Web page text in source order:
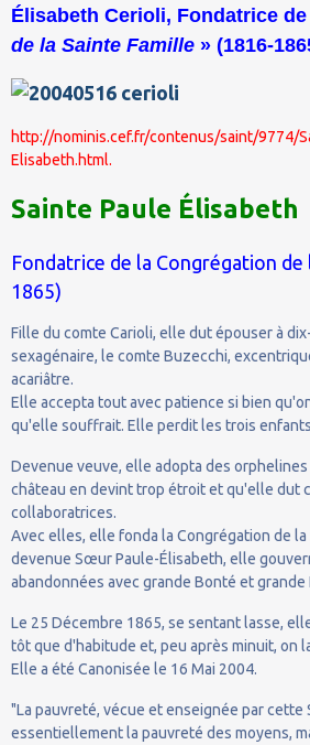
Élisabeth Cerioli, Fondatrice de
de la Sainte Famille » (1816-
http://nominis.cef.fr/contenus/saint/9774/
Elisabeth.html.
Sainte Paule Élisabeth
Fondatrice de la Congrégation de
1865)
Fille du comte Carioli, elle dut épouser à
sexagénaire, le comte Buzecchi,
acariâtre.
Elle accepta tout avec patience si bien
qu'elle souffrait. Elle perdit les trois
Devenue veuve, elle adopta des
château en devint trop étroit et qu'elle dut
collaboratrices.
Avec elles, elle fonda la Congrégation de la
devenue Sœur Paule-Élisabeth, elle
abandonnées avec grande Bonté et grande
Le 25 Décembre 1865, se sentant lasse,
tôt que d'habitude et, peu après minuit, on
Elle a été Canonisée le 16 Mai 2004.
"La pauvreté, vécue et enseignée par cette
essentiellement la pauvreté des moyens,